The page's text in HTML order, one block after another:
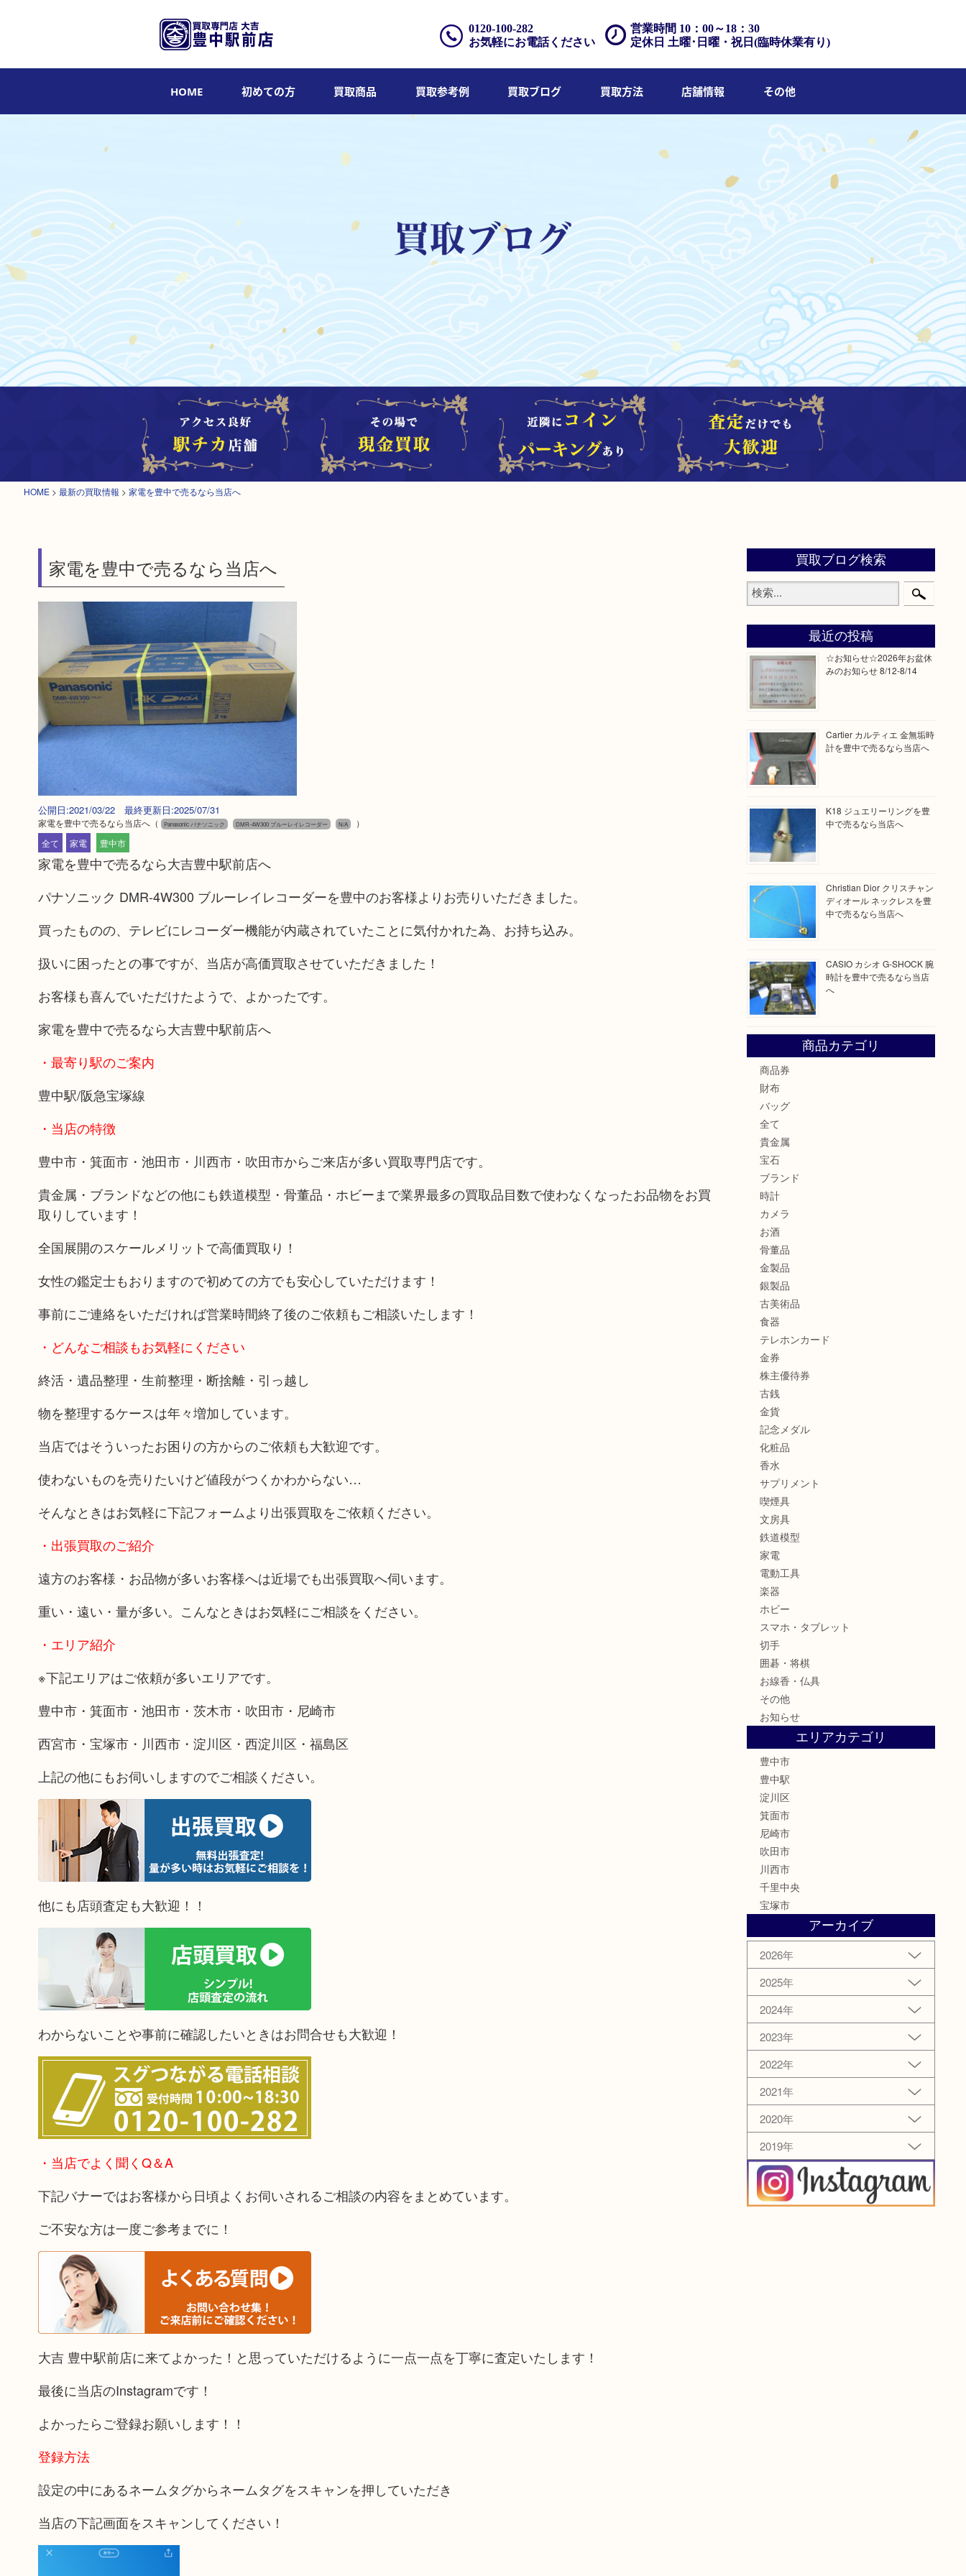
営業時間 10：00～18：30
定休日 土曜･日曜・祝日(臨時休業有り)
0120-100-282
お気軽にお電話ください
HOME 初めての方 買取商品 買取参考例 買取ブログ 買取方法 店舗情報 その他
HOME > 最新の買取情報 > 家電を豊中で売るなら当店へ
家電を豊中で売るなら当店へ
公開日:2021/03/22 最終更新日:2025/07/31
家電を豊中で売るなら当店へ（ Panasonic パナソニック DMR-4W300 ブルーレイレコーダー N/A
）
全て
家電 豊中市
家電を豊中で売るなら大吉豊中駅前店へ
パナソニック DMR-4W300 ブルーレイレコーダーを豊中のお客様よりお売りいただきました。
買ったものの、テレビにレコーダー機能が内蔵されていたことに気付かれた為、お持ち込み。
扱いに困ったとの事ですが、当店が高価買取させていただきました！
お客様も喜んでいただけたようで、よかったです。
家電を豊中で売るなら大吉豊中駅前店へ
・最寄り駅のご案内
豊中駅/阪急宝塚線
・当店の特徴
豊中市・箕面市・池田市・川西市・吹田市からご来店が多い買取専門店です。
貴金属・ブランドなどの他にも鉄道模型・骨董品・ホビーまで業界最多の買取品目数で使わなくなったお品物をお買
取りしています！
全国展開のスケールメリットで高価買取り！
女性の鑑定士もおりますので初めての方でも安心していただけます！
事前にご連絡をいただければ営業時間終了後のご依頼もご相談いたします！
・どんなご相談もお気軽にください
終活・遺品整理・生前整理・断捨離・引っ越し
物を整理するケースは年々増加しています。
当店ではそういったお困りの方からのご依頼も大歓迎です。
使わないものを売りたいけど値段がつくかわからない…
そんなときはお気軽に下記フォームより出張買取をご依頼ください。
・出張買取のご紹介
遠方のお客様・お品物が多いお客様へは近場でも出張買取へ伺います。
重い・遠い・量が多い。こんなときはお気軽にご相談をください。
・エリア紹介
※下記エリアはご依頼が多いエリアです。
豊中市・箕面市・池田市・茨木市・吹田市・尼崎市
西宮市・宝塚市・川西市・淀川区・西淀川区・福島区
上記の他にもお伺いしますのでご相談ください。
他にも店頭査定も大歓迎！！
わからないことや事前に確認したいときはお問合せも大歓迎！
・当店でよく聞くQ＆A
下記バナーではお客様から日頃よくお伺いされるご相談の内容をまとめています。
ご不安な方は一度ご参考までに！
大吉 豊中駅前店に来てよかった！と思っていただけるように一点一点を丁寧に査定いたします！
最後に当店のInstagramです！
よかったらご登録お願いします！！
登録方法
設定の中にあるネームタグからネームタグをスキャンを押していただき
当店の下記画面をスキャンしてください！
買取ブログ検索
最近の投稿
☆お知らせ☆2026年お盆休
みのお知らせ 8/12-8/14
Cartier カルティエ 金無垢時
計を豊中で売るなら当店へ
K18 ジュエリーリングを豊
中で売るなら当店へ
Christian Dior クリスチャン
ディオール ネックレスを豊
中で売るなら当店へ
CASIO カシオ G-SHOCK 腕
時計を豊中で売るなら当店
へ
商品カテゴリ
商品券
財布
バッグ
全て
貴金属
宝石
ブランド
時計
カメラ
お酒
骨董品
金製品
銀製品
古美術品
食器
テレホンカード
金券
株主優待券
古銭
金貨
記念メダル
化粧品
香水
サプリメント
喫煙具
文房具
鉄道模型
家電
電動工具
楽器
ホビー
スマホ・タブレット
切手
囲碁・将棋
お線香・仏具
その他
お知らせ
エリアカテゴリ
豊中市
豊中駅
淀川区
箕面市
尼崎市
吹田市
川西市
千里中央
宝塚市
アーカイブ
2026年
2025年
2024年
2023年
2022年
2021年
2020年
2019年